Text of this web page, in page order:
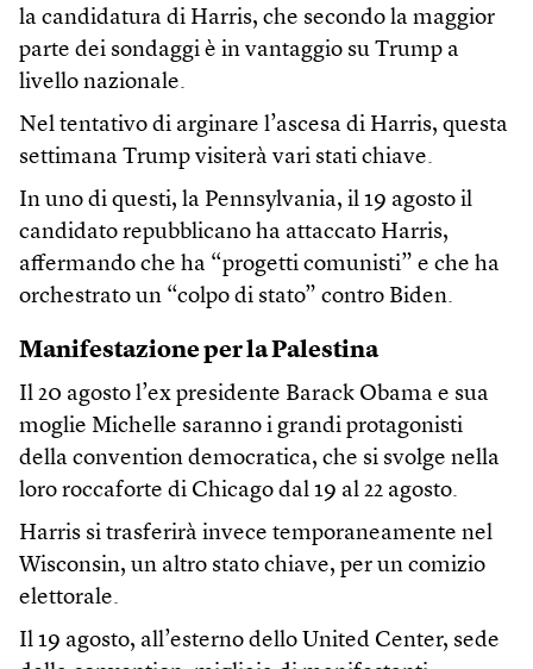
la candidatura di Harris, che secondo la maggior
parte dei sondaggi è in vantaggio su Trump a
livello nazionale.
Nel tentativo di arginare l’ascesa di Harris, questa
settimana Trump visiterà vari stati chiave.
In uno di questi, la Pennsylvania, il 19 agosto il
candidato repubblicano ha attaccato Harris,
affermando che ha “progetti comunisti” e che ha
orchestrato un “colpo di stato” contro Biden.
Manifestazione per la Palestina
Il 20 agosto l’ex presidente Barack Obama e sua
moglie Michelle saranno i grandi protagonisti
della convention democratica, che si svolge nella
loro roccaforte di Chicago dal 19 al 22 agosto.
Harris si trasferirà invece temporaneamente nel
Wisconsin, un altro stato chiave, per un comizio
elettorale.
Il 19 agosto, all’esterno dello United Center, sede